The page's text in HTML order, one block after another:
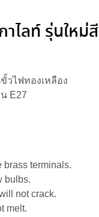
ไลท์ รุ่นใหม่สี
วไฟทองเหลือง
E27
brass terminals.
bulbs.
not crack.
melt.